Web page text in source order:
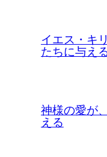
イエス・キ
たちに与え
神様の愛が
える